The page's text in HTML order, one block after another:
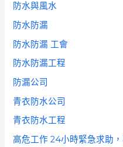
防水與風水
防水防漏
防水防漏 工會
防水防漏工程
防漏公司
青衣防水公司
青衣防水工程
高危工作 24小時緊急求助